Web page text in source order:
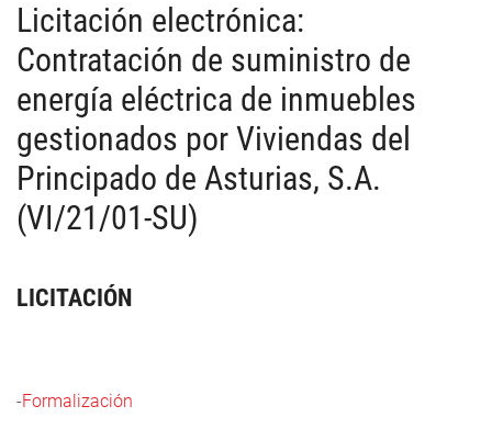
Licitación electrónica:
Contratación de suministro de
energía eléctrica de inmuebles
gestionados por Viviendas del
Principado de Asturias, S.A.
(VI/21/01-SU)
LICITACIÓN
-Formalización